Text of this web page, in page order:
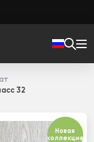
32
Новая
коллекция